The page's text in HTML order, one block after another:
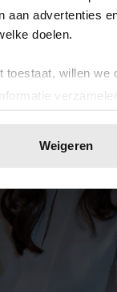
aan advertenties
doelen.
toestaat, willen we
Informatie
apparaat
op elk
cookies om
te
en
of die ze hebben
blijft gebruiken.
Weigeren